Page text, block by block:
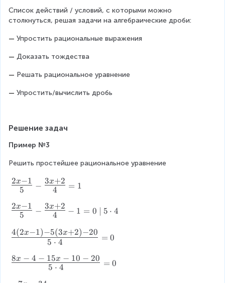
a
c
+
}
a
}
=
x
Список действий / условий, с которыми можно
столкнуться, решая задачи на алгебраические дроби:
— Упростить рациональные выражения
— Доказать тождества
— Решать рациональное уравнение
— Упростить/вычислить дробь
Решение задач
Пример №3
Решить простейшее рациональное уравнение
{
L
a
g
\
fr
5
2x−1 − 4
3x+2 = 1
{
L
a
g
5
2x−1 − 4
3x+2 − 1 = 0 ∣ 5 ⋅ 4
{
L
a
5 ⋅ 4
4(2x−1)−5(3x+2)−20
= 0
{
5 ⋅ 4
8x − 4 − 15x − 10 − 20 = 0